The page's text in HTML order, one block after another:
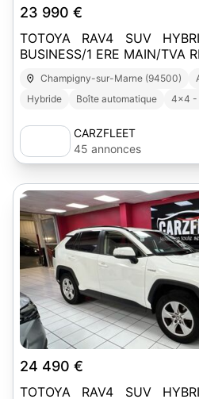
23 990 €
TOTOYA RAV4 SUV
BUSINESS/1 ERE MAIN/TVA
Champigny-sur-Marne (94500)
Hybride
Boîte automatique 4x4 -
CARZFLEET
45 annonces
24 490 €
TOTOYA RAV4 SUV